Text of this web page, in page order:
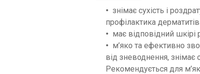
знімає сухість і
профілактика
має відповідний шкірі
м’яко та ефективно
від зневоднення, знімає
Рекомендується для